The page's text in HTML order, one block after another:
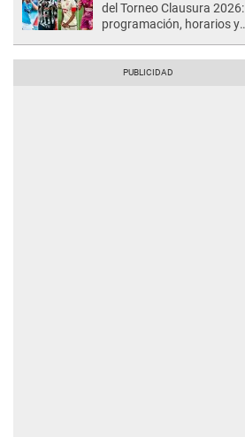
del Torneo Clausura 2026:
programación, horarios y